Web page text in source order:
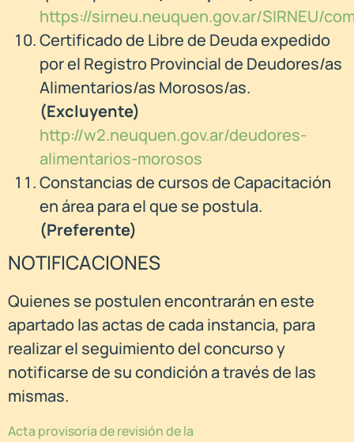
https://sirneu.neuquen.gov.ar/SIRNEU/
Certificado de Libre de Deuda expedido
por el Registro Provincial de Deudores/as
Alimentarios/as Morosos/as.
(Excluyente)
http://w2.neuquen.gov.ar/deudores-
alimentarios-morosos
Constancias de cursos de Capacitación
en área para el que se postula.
(Preferente)
NOTIFICACIONES
Quienes se postulen encontrarán en este
apartado las actas de cada instancia, para
realizar el seguimiento del concurso y
notificarse de su condición a través de las
mismas.
Acta provisoria de revisión de la